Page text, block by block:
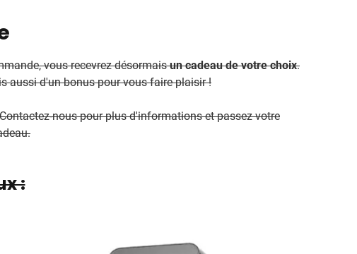
vous recevrez désormaisun cadeau de votre choix.
aussi d'un bonus pour vous faire plaisir !
nous pour plus d'informations et passez votre
: